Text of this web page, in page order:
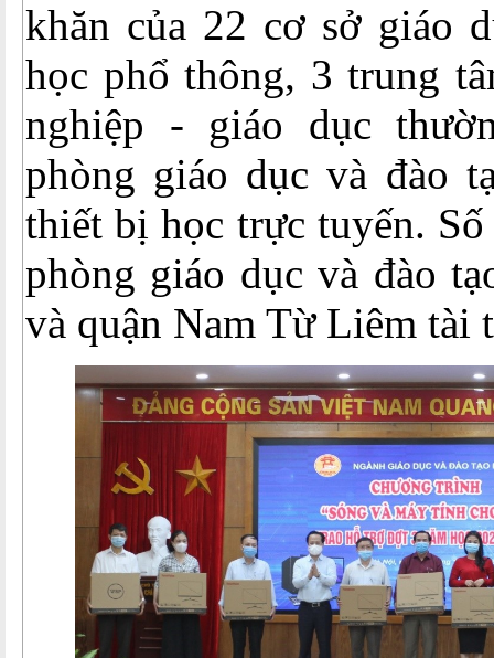
khăn của 22 cơ sở giáo
học phổ thông, 3 trung
nghiệp - giáo dục
phòng giáo dục và đào
thiết bị học trực tuyến.
phòng giáo dục và đào
và quận Nam Từ Liêm tài